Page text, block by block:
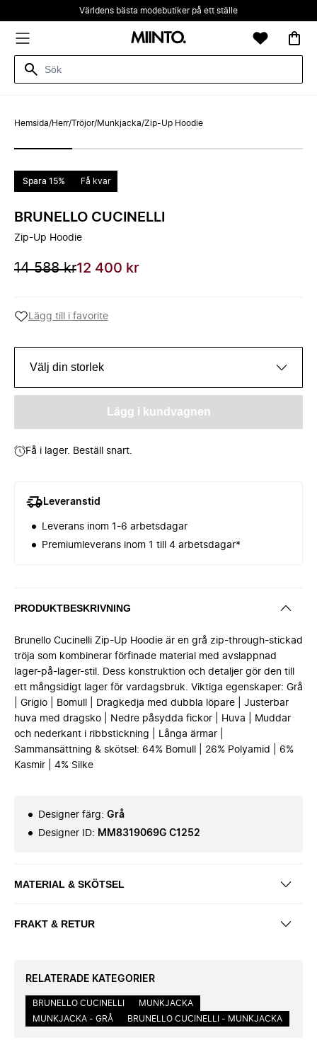
Världens bästa modebutiker på ett ställe
Hemsida/Herr/Tröjor/Munkjacka/Zip-Up Hoodie
Spara 15% Få kvar
BRUNELLO CUCINELLI
Zip-Up Hoodie
14 588 kr12 400 kr
Lägg till i favorite
Välj din storlek
Lägg i kundvagnen
Få i lager. Beställ snart.
Leveranstid
Leverans inom 1-6 arbetsdagar
Premiumleverans inom 1 till 4 arbetsdagar*
PRODUKTBESKRIVNING
Brunello Cucinelli Zip-Up Hoodie är en grå zip-through-stickad
tröja som kombinerar förfinade material med avslappnad
lager-på-lager-stil. Dess konstruktion och detaljer gör den till
ett mångsidigt lager för vardagsbruk. Viktiga egenskaper: Grå
| Grigio | Bomull | Dragkedja med dubbla löpare | Justerbar
huva med dragsko | Nedre påsydda fickor | Huva | Muddar
och nederkant i ribbstickning | Långa ärmar |
Sammansättning & skötsel: 64% Bomull | 26% Polyamid | 6%
Kasmir | 4% Silke
Designer färg: Grå
Designer ID: MM8319069G C1252
MATERIAL & SKÖTSEL
FRAKT & RETUR
RELATERADE KATEGORIER
BRUNELLO CUCINELLI
MUNKJACKA
MUNKJACKA - GRÅ
BRUNELLO CUCINELLI - MUNKJACKA